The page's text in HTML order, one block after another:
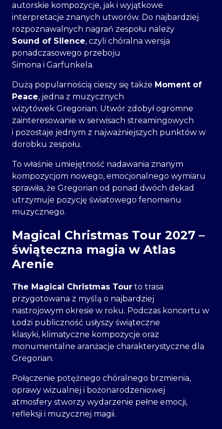
autorskie kompozycje, jak i wyjątkowe
interpretacje znanych utworów. Do najbardziej
rozpoznawalnych nagrań zespołu należy
Sound of Silence, czyli chóralna wersja
ponadczasowego przeboju
Simona i Garfunkela.
Dużą popularnością cieszy się także Moment of
Peace, jedna z muzycznych
wizytówek Gregorian. Utwór zdobył ogromne
zainteresowanie w serwisach streamingowych
i pozostaje jednym z najważniejszych punktów w
dorobku zespołu.
To właśnie umiejętność nadawania znanym
kompozycjom nowego, emocjonalnego wymiaru
sprawiła, że Gregorian od ponad dwóch dekad
utrzymuje pozycję światowego fenomenu
muzycznego.
Magical Christmas Tour 2027 –
świąteczna magia w Atlas
Arenie
The Magical Christmas Tour to trasa
przygotowana z myślą o najbardziej
nastrojowym okresie w roku. Podczas koncertu w
Łodzi publiczność usłyszy świąteczne
klasyki, klimatyczne kompozycje oraz
monumentalne aranżacje charakterystyczne dla
Gregorian.
Połączenie potężnego chóralnego brzmienia,
oprawy wizualnej i bożonarodzeniowej
atmosfery stworzy wydarzenie pełne emocji,
refleksji i muzycznej magii.